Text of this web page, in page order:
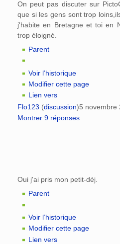
On peut pas discuter sur
que si les gens sont trop
j'habite en Bretagne et toi en
trop éloigné.
Parent
Voir l’historique
Modifier cette page
Lien vers
Flo123 (discussion)5 novembre
Montrer 9 réponses
Oui j'ai pris mon petit-déj.
Parent
Voir l’historique
Modifier cette page
Lien vers